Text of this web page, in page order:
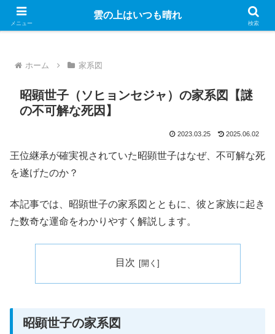
Googleのアドセンス広告を表示しています
ホーム 家系図
昭顕世子（ソヒョンセジャ）の家系図【謎
の不可解な死因】
2023.03.25 2025.06.02
王位継承が確実視されていた昭顕世子はなぜ、不可解な死
を遂げたのか？
本記事では、昭顕世子の家系図とともに、彼と家族に起き
た数奇な運命をわかりやすく解説します。
目次
昭顕世子の家系図
メニュー
雲の上はいつも晴れ
検索